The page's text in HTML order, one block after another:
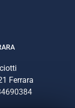
Ferrara